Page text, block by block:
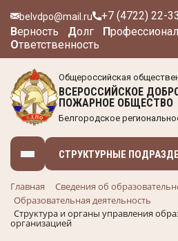
belvdpo@mail.ru
+7 (4722) 22-
Верность Долг П
Ответственность
Общероссийская
ВСЕРОССИЙСКОЕ
ПОЖАРНОЕ ОБЩЕСТВО
Белгородское
СТРУКТУРНЫЕ
Главная
Сведения об
Образовательная деятельность
Структура и органы управления
организацией